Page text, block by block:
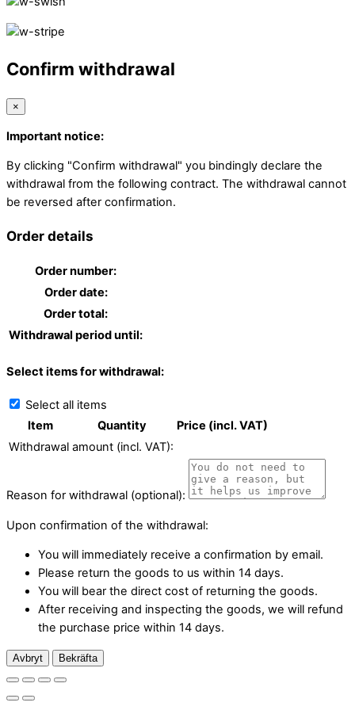
Confirm withdrawal
×
Important notice:
By clicking "Confirm withdrawal" you bindingly declare the
withdrawal from the following contract. The withdrawal cannot
be reversed after confirmation.
Order details
Order number:
Order date:
Order total:
Withdrawal period until:
Select items for withdrawal:
Select all items
Item
Quantity
Price (incl. VAT)
Withdrawal amount (incl. VAT):
Reason for withdrawal (optional):
Upon confirmation of the withdrawal:
You will immediately receive a confirmation by email.
Please return the goods to us within 14 days.
You will bear the direct cost of returning the goods.
After receiving and inspecting the goods, we will refund
the purchase price within 14 days.
Avbryt Bekräfta